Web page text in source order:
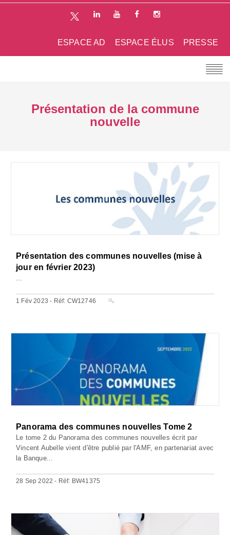
PRESSE
ESPACE ÉLUS
ESPACE AD
Présentation de la commune
nouvelle
Présentation des communes nouvelles (mise à
jour en février 2023)
1 Fév 2023 - Réf: CW12746
Panorama des communes nouvelles Tome 2
Le tome 2 du Panorama des communes nouvelles écrit par
Vincent Aubelle vient d'être publié par l'AMF, en partenariat avec
la Banque...
28 Sep 2022 - Réf: BW41375